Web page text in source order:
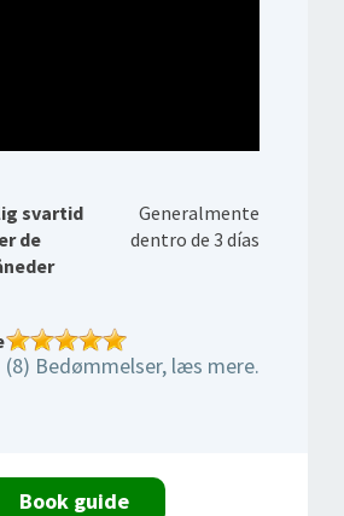
svartid
de
Generalmente
dentro de 3 días
(8) Bedømmelser, læs mere.
Book guide